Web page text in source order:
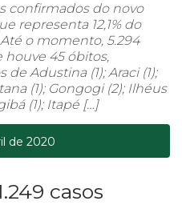
confirmados do novo
representa 12,1% do
o momento, 5.294
houve 45 óbitos,
Adustina (1); Araci (1);
(1); Gongogi (2); Ilhéus
(1); Itapé […]
de 2020
casos